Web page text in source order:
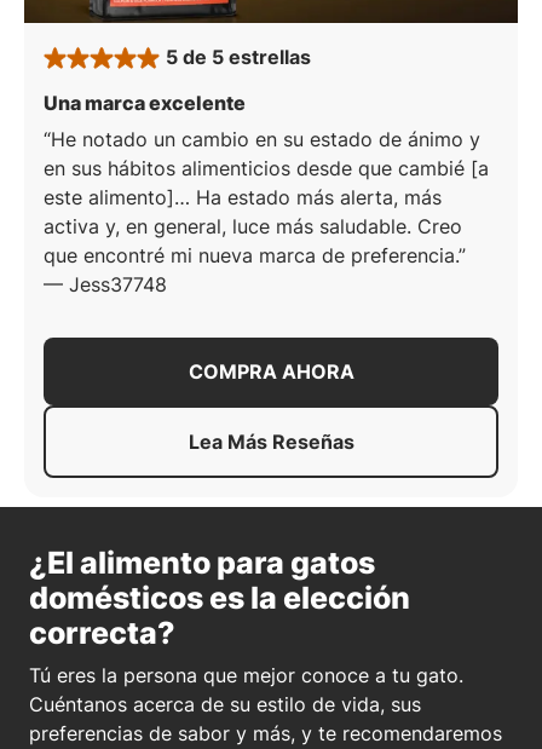
rated 5 stars
5 de 5 estrellas
Una marca excelente
He notado un cambio en su estado de ánimo y
en sus hábitos alimenticios desde que cambié [a
este alimento]… Ha estado más alerta, más
activa y, en general, luce más saludable. Creo
que encontré mi nueva marca de preferencia.
— Jess37748
COMPRA AHORA
Lea Más Reseñas
Acerca De
¿El alimento para gatos
domésticos es la elección
correcta?
Tú eres la persona que mejor conoce a tu gato.
Cuéntanos acerca de su estilo de vida, sus
preferencias de sabor y más, y te recomendaremos